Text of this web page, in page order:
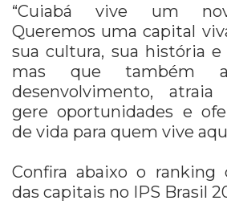
“Cuiabá vive um
Queremos uma capital
sua cultura, sua história e
mas que também
desenvolvimento, atraia
gere oportunidades e
de vida para quem vive
Confira abaixo o ranking
das capitais no IPS Brasil